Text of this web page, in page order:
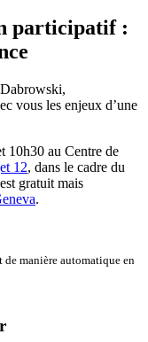
participatif :
vous les enjeux d’une
10h30 au Centre de
12, dans le cadre du
gratuit mais
.
manière automatique en